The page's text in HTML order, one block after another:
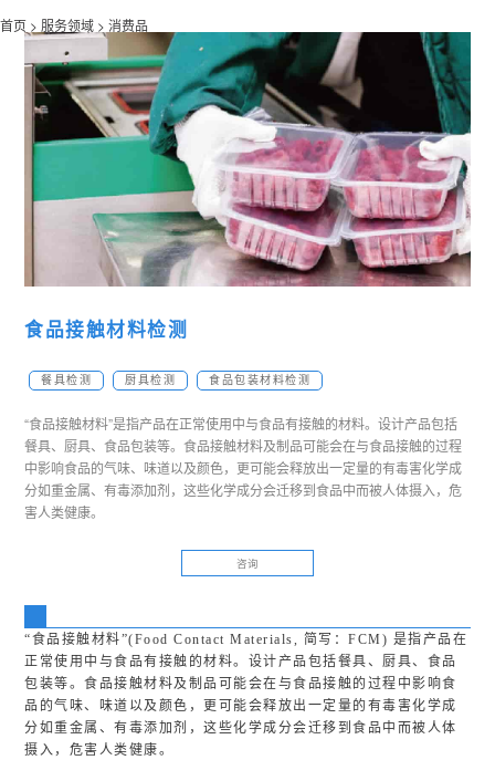
首页 > 服务领域 > 消费品
食品接触材料检测
餐具检测 厨具检测 食品包装材料检测
“食品接触材料”是指产品在正常使用中与食品有接触的材料。设计产品包括
餐具、厨具、食品包装等。食品接触材料及制品可能会在与食品接触的过程
中影响食品的气味、味道以及颜色，更可能会释放出一定量的有毒害化学成
分如重金属、有毒添加剂，这些化学成分会迁移到食品中而被人体摄入，危
害人类健康。
咨询
“食品接触材料”(Food Contact Materials, 简写：FCM) 是指产品在
正常使用中与食品有接触的材料。设计产品包括餐具、厨具、食品
包装等。食品接触材料及制品可能会在与食品接触的过程中影响食
品的气味、味道以及颜色，更可能会释放出一定量的有毒害化学成
分如重金属、有毒添加剂，这些化学成分会迁移到食品中而被人体
摄入，危害人类健康。